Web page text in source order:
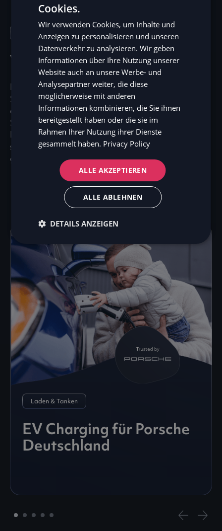
Payment tokenization
Vermeiden Sie PCI-Probleme
Da Sie keine Kartendaten verarbeiten, verringern
Sie den Aufwand für die PCI-Compliance
erheblich. Dieser Ansatz reduziert die Kosten für
Sicherheitsprüfungen, minimiert das Risiko von
Datenschutzverletzungen und ermöglicht es Ihnen,
sich auf Ihr Kerngeschäft zu konzentrieren – bei
gleichzeitig hoher Zahlungssicherheit durch Zaver.
Laden & Tanken
EV Charging für Porsche
Deutschland
SV
NO
Cookies.
Wir verwenden Cookies, um Inhalte und
Anzeigen zu personalisieren und unseren
Datenverkehr zu analysieren. Wir geben
Informationen über Ihre Nutzung unserer
Website auch an unsere Werbe- und
Analysepartner weiter, die diese
möglicherweise mit anderen
Informationen kombinieren, die Sie ihnen
bereitgestellt haben oder die sie im
Rahmen Ihrer Nutzung ihrer Dienste
gesammelt haben. Privacy Policy
ALLE AKZEPTIEREN
ALLE ABLEHNEN
DETAILS ANZEIGEN